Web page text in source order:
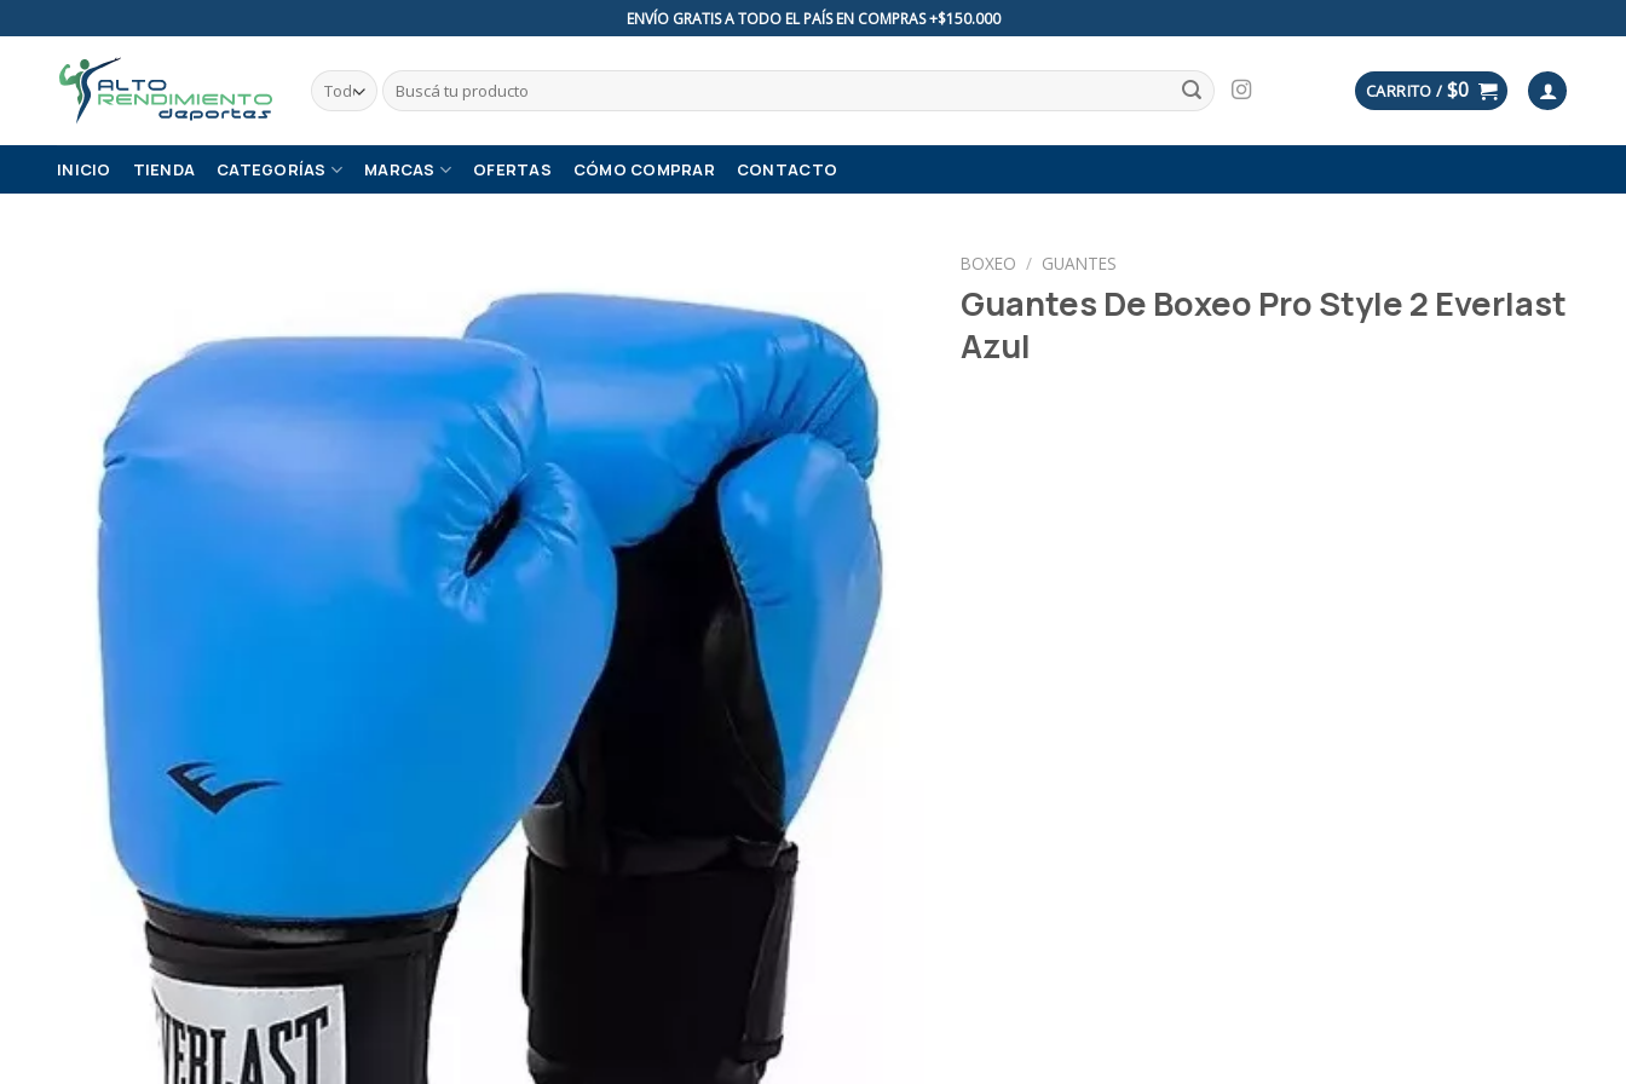
to
content
ENVÍO GRATIS A TODO EL PAÍS EN COMPRAS +$150.000
Buscar
por:
CARRITO / $0
INICIO TIENDA CATEGORÍAS MARCAS OFERTAS CÓMO COMPRAR CONTACTO
BOXEO / GUANTES
Guantes De Boxeo Pro Style 2 Everlast
Azul